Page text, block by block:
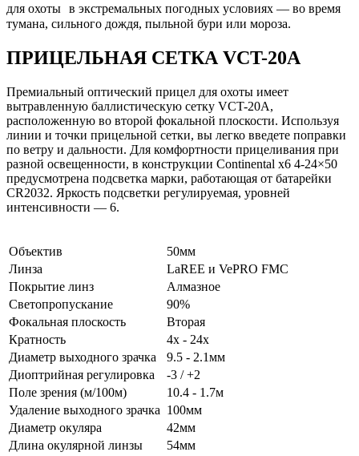
для охоты в экстремальных погодных условиях — во время
тумана, сильного дождя, пыльной бури или мороза.
ПРИЦЕЛЬНАЯ СЕТКА VCT-20A
Премиальный оптический прицел для охоты имеет
вытравленную баллистическую сетку VCT-20A,
расположенную во второй фокальной плоскости. Используя
линии и точки прицельной сетки, вы легко введете поправки
по ветру и дальности. Для комфортности прицеливания при
разной освещенности, в конструкции Continental x6 4-24×50
предусмотрена подсветка марки, работающая от батарейки
CR2032. Яркость подсветки регулируемая, уровней
интенсивности — 6.
Объектив
50мм
Линза
LaREE и VePRO FMC
Покрытие линз
Алмазное
Светопропускание
90%
Фокальная плоскость
Вторая
Кратность
4x - 24x
Диаметр выходного зрачка
9.5 - 2.1мм
Диоптрийная регулировка
-3 / +2
Поле зрения (м/100м)
10.4 - 1.7м
Удаление выходного зрачка 100мм
Диаметр окуляра
42мм
Длина окулярной линзы
54мм